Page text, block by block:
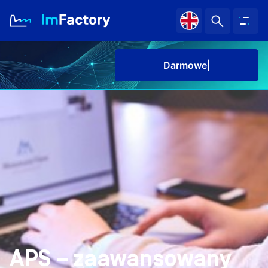
O nas
Branże i Rozwiązania
Case study
Baza wiedzy
Kariera
Darmowe pilota
APS – zaawansowany